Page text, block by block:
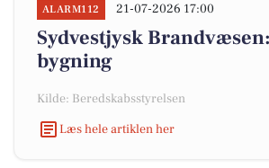
ALARM112 21-07-2026 17:00
Sydvestjysk
bygning
Kilde: Beredskabsstyrelsen
Læs hele artiklen her